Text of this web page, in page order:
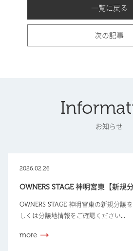
一覧に戻る
次の記事
お知らせ
2026.02.26
OWNERS STAGE 神明宮東【新規
OWNERS STAGE 神明宮東の新規分譲
しくは分譲地情報をご確認ください...
more